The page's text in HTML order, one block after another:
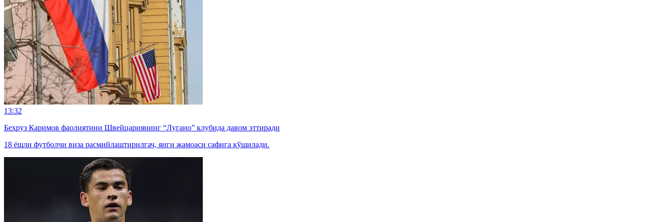
13:32
Беҳруз Каримов фаолиятини Швейцариянинг “Лугано” клубида давом эттиради
18 ёшли футболчи виза расмийлаштирилгач, янги жамоаси сафига қўшилади.